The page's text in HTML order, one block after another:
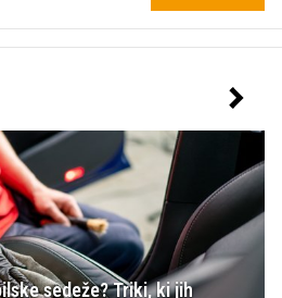
sedeže? Triki, ki jih